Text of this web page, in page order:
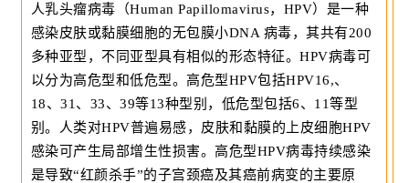
人乳头瘤病毒（Human Papillomavirus，HPV）是一种
感染皮肤或黏膜细胞的无包膜小DNA 病毒，其共有200
多种亚型，不同亚型具有相似的形态特征。HPV病毒可
以分为高危型和低危型。高危型HPV包括HPV16,、
18、31、33、39等13种型别，低危型包括6、11等型
别。人类对HPV普遍易感，皮肤和黏膜的上皮细胞HPV
感染可产生局部增生性损害。高危型HPV病毒持续感染
是导致“红颜杀手”的子宫颈癌及其癌前病变的主要原